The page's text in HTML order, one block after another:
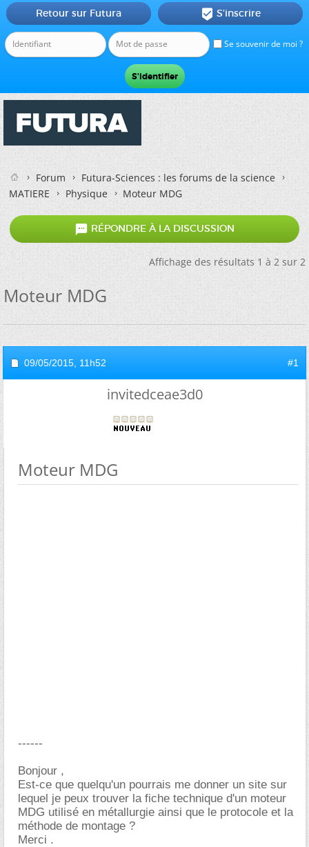
Se souvenir de moi ?
Retour sur Futura  S'inscrire
Forum
Futura-Sciences : les forums de la science
MATIERE
Physique Moteur MDG
 RÉPONDRE À LA DISCUSSION
Affichage des résultats 1 à 2 sur 2
Moteur MDG
09/05/2015, 11h52 #1
invitedceae3d0
Moteur MDG
------
Bonjour ,
Est-ce que quelqu'un pourrais me donner un site sur
lequel je peux trouver la fiche technique d'un moteur
MDG utilisé en métallurgie ainsi que le protocole et la
méthode de montage ?
Merci .